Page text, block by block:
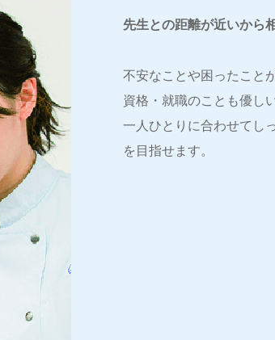
先生との距離が近いから
不安なことや困ったこと
資格・就職のことも優し
一人ひとりに合わせてし
を目指せます。